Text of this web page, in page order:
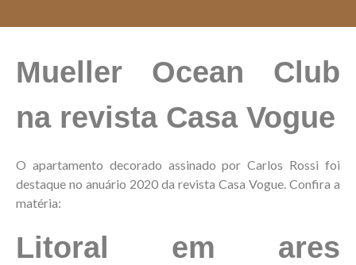
Mueller Ocean Club
na revista Casa Vogue
O apartamento decorado assinado por Carlos Rossi foi
destaque no anuário 2020 da revista Casa Vogue. Confira a
matéria:
Litoral em ares